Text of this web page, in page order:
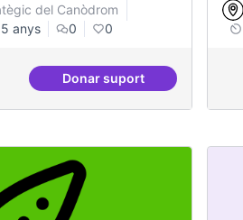
del Canòdrom
5 anys 0 0
Donar suportTreball en xarxa amb